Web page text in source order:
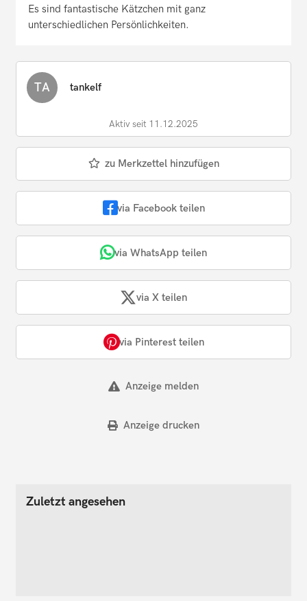
Es sind fantastische Kätzchen mit ganz
unterschiedlichen Persönlichkeiten.
TA tankelf
Aktiv seit 11.12.2025
zu Merkzettel hinzufügen
via Facebook teilen
via WhatsApp teilen
via X teilen
via Pinterest teilen
Anzeige melden
Anzeige drucken
Zuletzt angesehen